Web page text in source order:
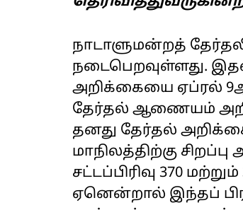
நாடாளுமன்றத்
நடைபெறவுள்ளது.
அறிக்கையை ஏப்ரல்
தேர்தல் ஆணையம்
தனது தேர்தல்
மாநிலத்திற்கு
சட்டப்பிரிவு 370
ஏனென்றால் இந்தப்